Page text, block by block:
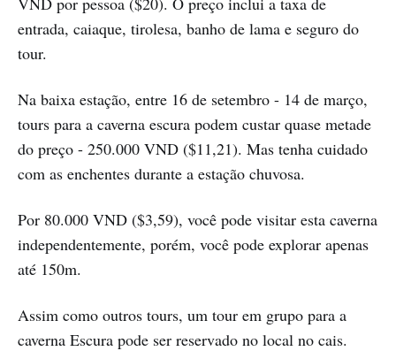
entrada, caiaque, tirolesa, banho de lama e seguro do
tour.
Na baixa estação, entre 16 de setembro - 14 de março,
tours para a caverna escura podem custar quase metade
do preço - 250.000 VND ($11,21). Mas tenha cuidado
com as enchentes durante a estação chuvosa.
Por 80.000 VND ($3,59), você pode visitar esta caverna
independentemente, porém, você pode explorar apenas
até 150m.
Assim como outros tours, um tour em grupo para a
caverna Escura pode ser reservado no local no cais.